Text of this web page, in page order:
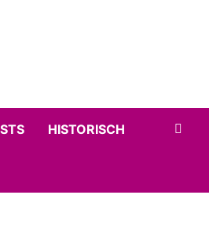
HISTORISCH